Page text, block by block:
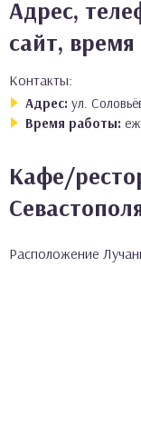
Адрес,
сайт,
Контакты:
Адрес: ул.
Время работы:
Кафе/
Расположение